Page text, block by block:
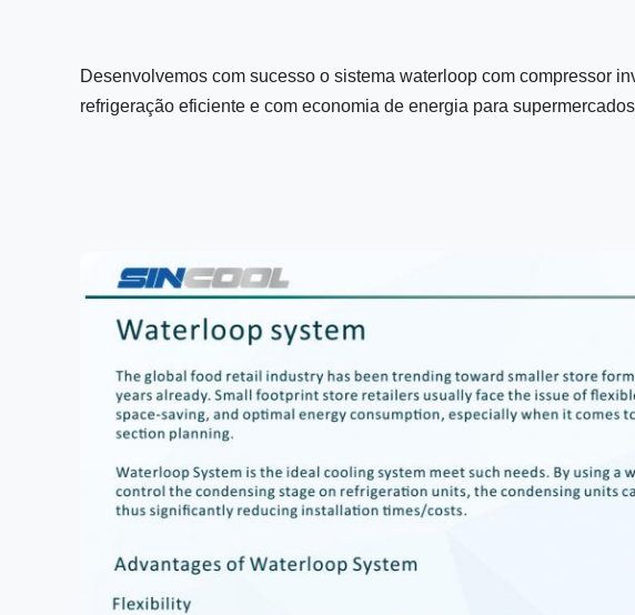
Desenvolvemos com sucesso o sistema waterloop com compressor
refrigeração eficiente e com economia de energia para